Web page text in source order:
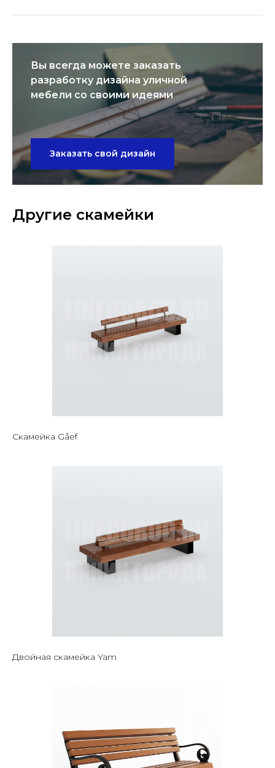
Вы всегда можете заказать
разработку дизайна уличной
мебели со своими идеями
Заказать свой дизайн
Другие скамейки
Скамейка Gåef
Двойная скамейка Yam